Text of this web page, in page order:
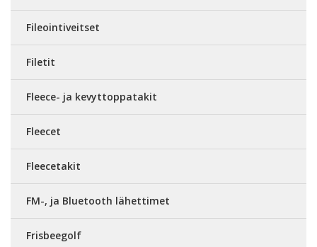
Fileointiveitset
Filetit
Fleece- ja kevyttoppatakit
Fleecet
Fleecetakit
FM-, ja Bluetooth lähettimet
Frisbeegolf